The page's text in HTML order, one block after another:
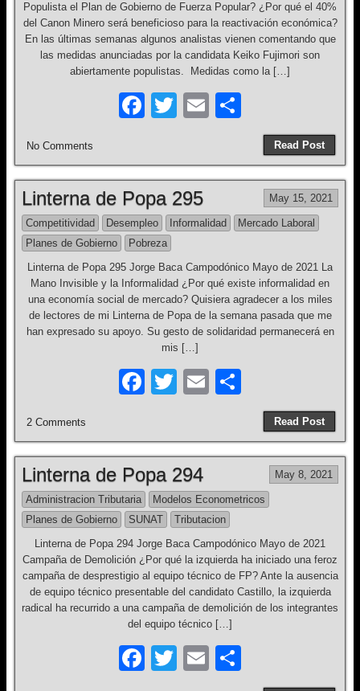
Populista el Plan de Gobierno de Fuerza Popular? ¿Por qué el 40%
del Canon Minero será beneficioso para la reactivación económica?
En las últimas semanas algunos analistas vienen comentando que
las medidas anunciadas por la candidata Keiko Fujimori son
abiertamente populistas. Medidas como la […]
F
e
b
o
o
k
T
er
E
ar
e
Read Post
No Comments
Linterna de Popa 295 May 15, 2021
Competitividad Desempleo Informalidad
Mercado Laboral
Planes de Gobierno
Pobreza
Linterna de Popa 295 Jorge Baca Campodónico Mayo de 2021 La
Mano Invisible y la Informalidad ¿Por qué existe informalidad en
una economía social de mercado? Quisiera agradecer a los miles
de lectores de mi Linterna de Popa de la semana pasada que me
han expresado su apoyo. Su gesto de solidaridad permanecerá en
mis […]
F
e
b
o
o
k
T
er
E
ar
e
Read Post
2 Comments
Linterna de Popa 294 May 8, 2021
Administracion Tributaria
Modelos Econometricos
Planes de Gobierno
SUNAT
Tributacion
Linterna de Popa 294 Jorge Baca Campodónico Mayo de 2021
Campaña de Demolición ¿Por qué la izquierda ha iniciado una feroz
campaña de desprestigio al equipo técnico de FP? Ante la ausencia
de equipo técnico presentable del candidato Castillo, la izquierda
radical ha recurrido a una campaña de demolición de los integrantes
del equipo técnico […]
F
T
E